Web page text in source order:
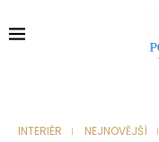
INTERIÉR NEJNOVĚJŠÍ